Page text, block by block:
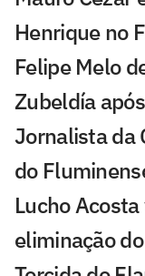
Henrique no
Felipe Melo
Zubeldía
Jornalista da
do
Lucho
eliminação